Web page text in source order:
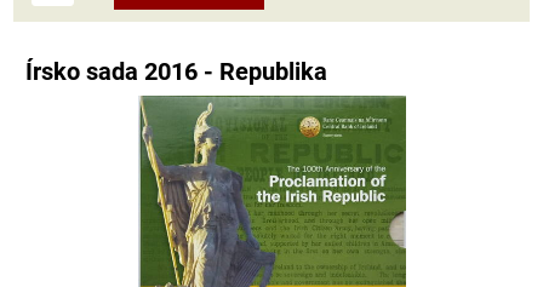
Írsko sada 2016 - Republika